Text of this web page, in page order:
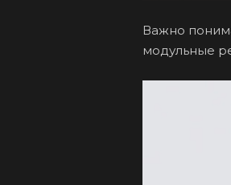
Важно
модульные